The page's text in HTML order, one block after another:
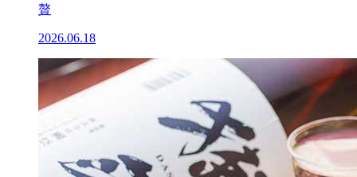
贅
2026.06.18